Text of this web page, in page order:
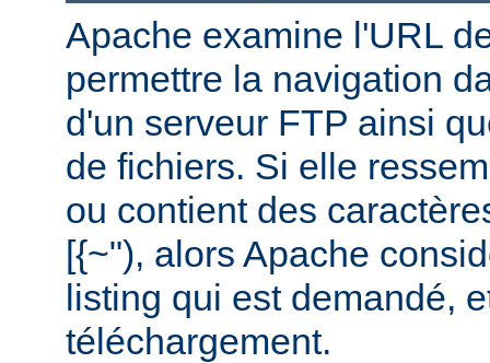
Apache examine l'URL
permettre la navigation
d'un serveur FTP ainsi
de fichiers. Si elle
ou contient des
[{~"), alors Apache
listing qui est demandé,
téléchargement.